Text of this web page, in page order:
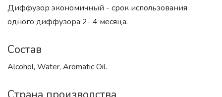
Диффузор экономичный - срок использования
одного диффузора 2- 4 месяца.
Состав
Alcohol, Water, Aromatic Oil.